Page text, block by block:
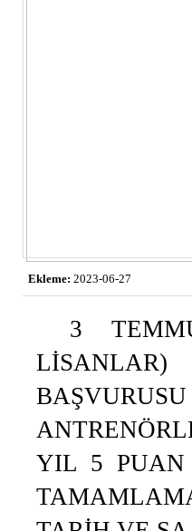
Ekleme: 2023-06-27
3
YIL 5 PUAN